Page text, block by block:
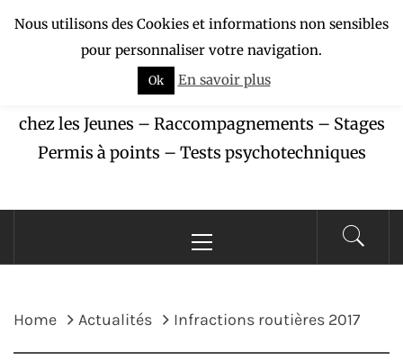
Skip
APAJ-ZÉBU
Association pour la Protection des Accidents
chez les Jeunes – Raccompagnements – Stages
Permis à points – Tests psychotechniques
Menu
Home Actualités Infractions routières 2017
Nous utilisons des Cookies et informations non sensibles
pour personnaliser votre navigation.
Ok En savoir plus